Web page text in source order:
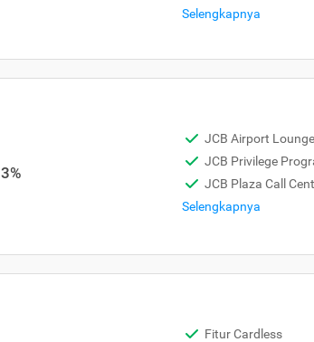
Selengkapnya
3%
JCB Airport Lounge
JCB Privilege
JCB Plaza Call
Selengkapnya
Fitur Cardless